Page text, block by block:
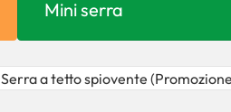
Mini serra
Serra a tetto spiovente